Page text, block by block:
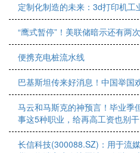
定制化制造的未来：3d打印机工
“鹰式暂停”！美联储暗示还有两
便携充电桩流水线
巴基斯坦传来好消息！中国举国
马云和马斯克的神预言！毕业季
事这5种职业，给再高工资也别干
长信科技(300088.SZ)：用于流